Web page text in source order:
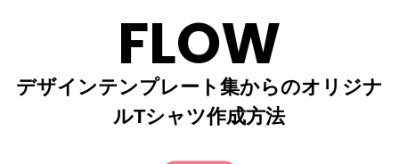
FLOW
デザインテンプレート集からのオリジナ
ルTシャツ作成方法